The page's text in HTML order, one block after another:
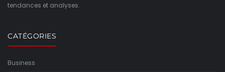
tendances et analyses.
CATÉGORIES
Business